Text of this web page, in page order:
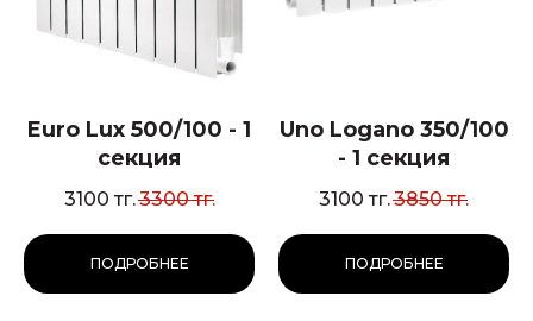
Euro Lux 500/100 - 1
секция
3100 тг.3300 тг.
ПОДРОБНЕЕ
Uno Logano 350/100
- 1 секция
3100 тг.3850 тг.
ПОДРОБНЕЕ